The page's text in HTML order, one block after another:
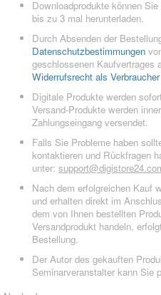
Downloadprodukte können
bis zu 3 mal herunterladen.
Durch Absenden der
Datenschutzbestimmungen
geschlossenen Kaufvertrages
Widerrufsrecht als Verbraucher
Digitale Produkte werden
Versand-Produkte werden
Zahlungseingang versendet.
Falls Sie Probleme haben
kontaktieren und Rückfragen
unter:
Nach dem erfolgreichen Kauf
und erhalten direkt im
dem von Ihnen bestellten
Versandprodukt handeln,
Bestellung.
Der Autor des gekauften
Seminarveranstalter kann Sie